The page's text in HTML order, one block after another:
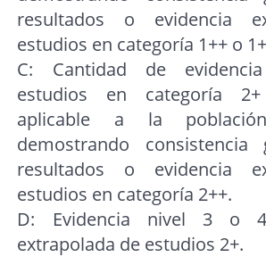
resultados o evidencia
estudios en categoría 1++ o
C: Cantidad de
estudios en categoría 2+
aplicable a la
demostrando
resultados o evidencia
estudios en categoría 2++.
D: Evidencia nivel 3 o
extrapolada de estudios 2+.